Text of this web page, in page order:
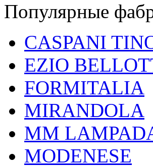
Популярные
CASPANI
EZIO
FORMITALIA
MIRANDOLA
MM
MODENESE